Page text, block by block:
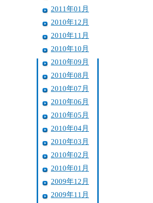
2011年01月
2010年12月
2010年11月
2010年10月
2010年09月
2010年08月
2010年07月
2010年06月
2010年05月
2010年04月
2010年03月
2010年02月
2010年01月
2009年12月
2009年11月